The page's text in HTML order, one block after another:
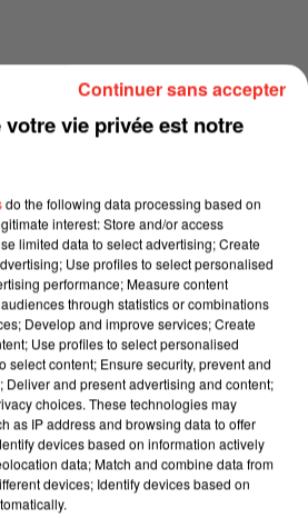
votre vie privée est notre
do the following data processing based on
interest: Store and/or access
limited data to select advertising; Create
Use profiles to select personalised
performance; Measure content
through statistics or combinations
Develop and improve services; Create
Use profiles to select personalised
select content; Ensure security, prevent and
Deliver and present advertising and content;
choices. These technologies may
as IP address and browsing data to offer
devices based on information actively
data; Match and combine data from
devices; Identify devices based on
Continuer sans accepter